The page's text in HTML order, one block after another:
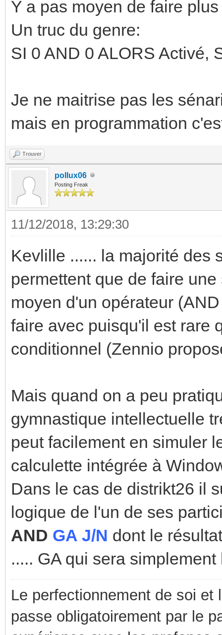
Y a pas moyen de faire
Un truc du genre:
SI 0 AND 0 ALORS Activé,
Je ne maitrise pas les
mais en programmation
Trouver
pollux06
Posting Freak
11/12/2018, 13:29:30
Kevlille ...... la majorité des
permettent que de faire
moyen d'un opérateur
faire avec puisqu'il est rare
conditionnel (Zennio
Mais quand on a peu
gymnastique intellectuelle
peut facilement en simuler
calculette intégrée à
Dans le cas de distrikt26 il
logique de l'un de ses
AND GA J/N dont le
..... GA qui sera
Le perfectionnement de soi
passe obligatoirement par le